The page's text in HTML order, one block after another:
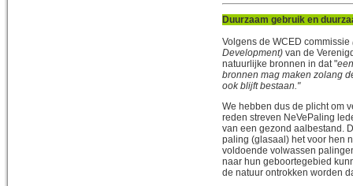
Duurzaam gebruik en
Volgens de WCED commissie
Development) van de
natuurlijke bronnen in dat "
bronnen mag maken zolang
ook blijft bestaan."
We hebben dus de plicht om
reden streven NeVePaling
van een gezond aalbestand.
paling (glasaal) het voor hen
voldoende volwassen
naar hun geboortegebied
de natuur ontrokken worden